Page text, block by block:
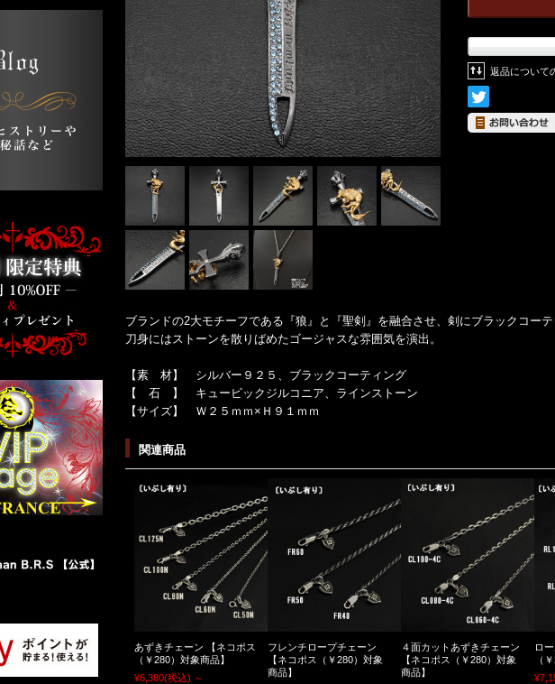
返品について
ブランドの2大モチーフである『狼』と『聖剣』を融合させ、剣にブラックコーテ
刀身にはストーンを散りばめたゴージャスな雰囲気を演出。
【素 材】 シルバー９２５、ブラックコーティング
【 石 】 キュービックジルコニア、ラインストーン
【サイズ】 Ｗ２５ｍｍ×Ｈ９１ｍｍ
関連商品
あずきチェーン 【ネコポス
（￥280）対象商品】
¥6,380(税込) ～
フレンチロープチェーン
【ネコポス（￥280）対象
商品】
４面カットあずきチェーン
【ネコポス（￥280）対象
商品】
ロ
（